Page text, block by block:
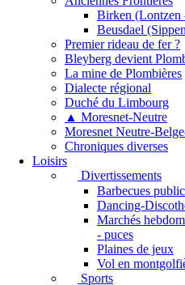
Birken (Lontzen
Beusdael
Premier rideau de fer ?
Bleyberg devient
La mine de Plombières
Dialecte régional
Duché du Limbourg
▲ Moresnet-Neutre
Moresnet Neutre-
Chroniques diverses
Loisirs
Divertissements
Barbecues
Dancing-
Marchés
- puces
Plaines de jeux
Vol en
Sports